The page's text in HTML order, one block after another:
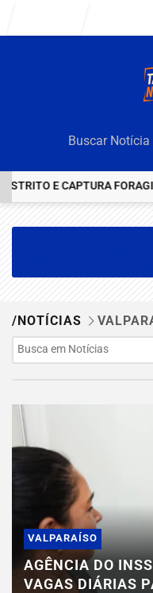
E CAPTURA
/NOTÍCIAS
VALPARAÍSO
AGÊNCIA DO
VAGAS DIÁRIAS